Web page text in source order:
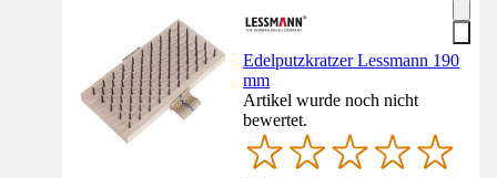
Edelputzkratzer Lessmann 190
mm
Artikel wurde noch nicht
bewertet.